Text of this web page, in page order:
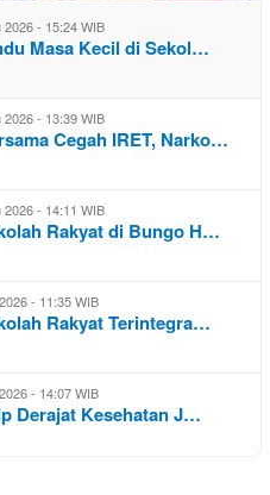
2026 - 15:24 WIB
Masa Kecil di Sekol…
2026 - 13:39 WIB
Cegah IRET, Narko…
2026 - 14:11 WIB
Rakyat di Bungo H…
- 11:35 WIB
Rakyat Terintegra…
- 14:07 WIB
Derajat Kesehatan J…